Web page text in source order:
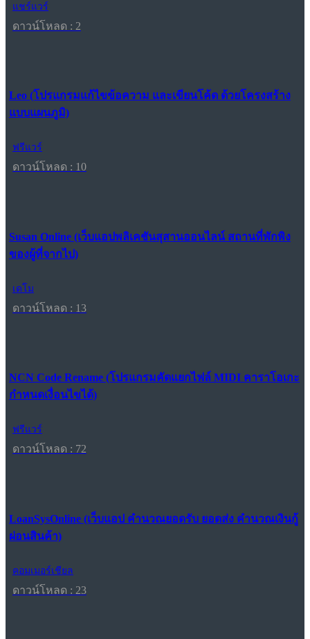
แชร์แวร์
ดาวน์โหลด : 2
Leo (โปรแกรมแก้ไขข้อความ และเขียนโค้ด ด้วยโครงสร้าง
แบบแผนภูมิ)
ฟรีแวร์
ดาวน์โหลด : 10
Susan Online (เว็บแอปพลิเคชันสุสานออนไลน์ สถานที่พักพิง
ของผู้ที่จากไป)
เดโม
ดาวน์โหลด : 13
NCN Code Rename (โปรแกรมคัดแยกไฟล์ MIDI คาราโอเกะ
กำหนดเงื่อนไขได้)
ฟรีแวร์
ดาวน์โหลด : 72
LoanSysOnline (เว็บแอป คำนวณยอดรับ ยอดส่ง คำนวณเงินกู้
ผ่อนสินค้า)
คอมเมอร์เชียล
ดาวน์โหลด : 23